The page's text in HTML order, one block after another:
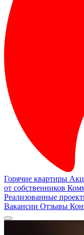
Горячие квартиры
от собственников
Реализованные
Вакансии Отзывы